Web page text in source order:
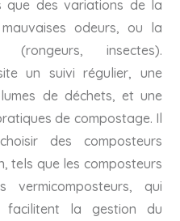
que des variations de la
odeurs, ou la
(rongeurs, insectes).
un suivi régulier, une
de déchets, et une
de compostage. Il
des composteurs
tels que les composteurs
vermicomposteurs, qui
facilitent la gestion du